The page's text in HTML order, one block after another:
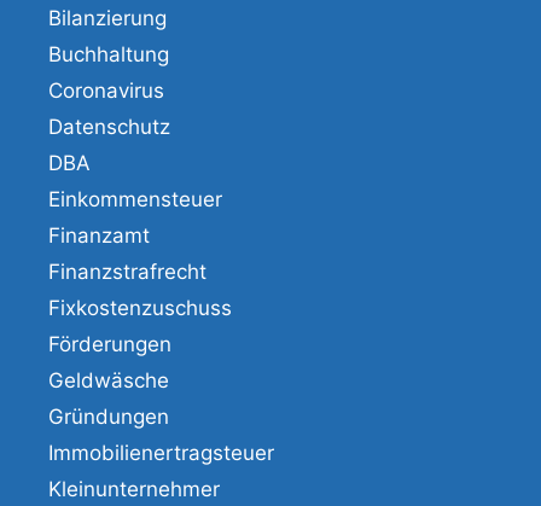
Bilanzierung
Buchhaltung
Coronavirus
Datenschutz
DBA
Einkommensteuer
Finanzamt
Finanzstrafrecht
Fixkostenzuschuss
Förderungen
Geldwäsche
Gründungen
Immobilienertragsteuer
Kleinunternehmer